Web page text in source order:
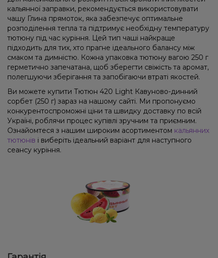
кальянної заправки, рекомендується використовувати
чашу Глина прямоток, яка забезпечує оптимальне
розподілення тепла та підтримує необхідну температуру
тютюну під час куріння. Цей тип чаші найкраще
підходить для тих, хто прагне ідеального балансу між
смаком та димністю. Кожна упаковка тютюну вагою 250 г
герметично запечатана, щоб зберегти свіжість та аромат,
полегшуючи зберігання та запобігаючи втраті якостей.
Ви можете купити Тютюн 420 Light Кавуново-динний
сорбет (250 г) зараз на нашому сайті. Ми пропонуємо
конкурентоспроможні ціни та швидку доставку по всій
Україні, роблячи процес купівлі зручним та приємним.
Ознайомтеся з нашим широким асортиментом кальянних
тютюнів і виберіть ідеальний варіант для наступного
сеансу куріння.